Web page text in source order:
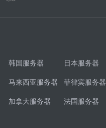
韩国服务器 日本服务器
马来西亚服务器 菲律宾服务器
加拿大服务器 法国服务器